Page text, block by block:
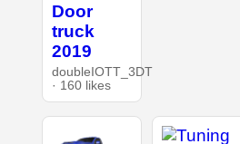
Door
truck
2019
doubleIOTT_3DT
· 160 likes